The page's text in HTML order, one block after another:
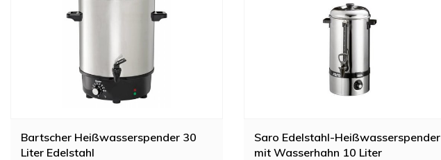
Bartscher Heißwasserspender 30
Liter Edelstahl
Saro Edelstahl-Heißwasserspender
mit Wasserhahn 10 Liter